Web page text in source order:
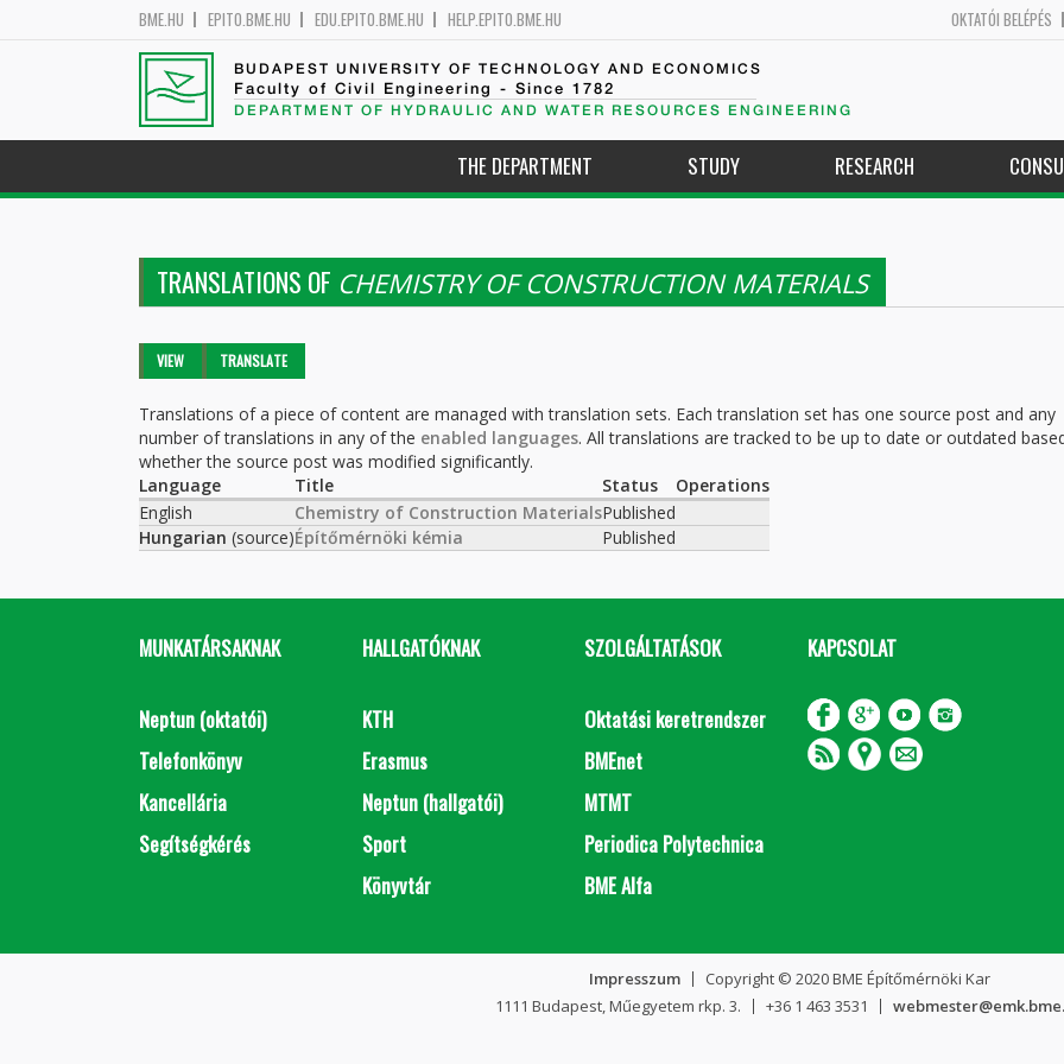
BME.HU EPITO.BME.HU EDU.EPITO.BME.HU HELP.EPITO.BME.HU OKTATÓI BELÉPÉS
BUDAPEST UNIVERSITY OF TECHNOLOGY AND ECONOMICS
Faculty of Civil Engineering - Since 1782
DEPARTMENT OF HYDRAULIC AND WATER RESOURCES ENGINEERING
THE DEPARTMENT STUDY RESEARCH
TRANSLATIONS OF CHEMISTRY OF CONSTRUCTION MATERIALS
Primary tabs
VIEW TRANSLATE
Translations of a piece of content are managed with translation sets. Each translation set has one source post and any
number of translations in any of the enabled languages. All translations are tracked to be up to date or outdated
whether the source post was modified significantly.
Language
Title Status
Operations
English
Chemistry of Construction MaterialsPublished
Hungarian (source)Építőmérnöki kémia Published
MUNKATÁRSAKNAK
Neptun (oktatói)
Telefonkönyv
Kancellária
Segítségkérés
HALLGATÓKNAK
KTH
Erasmus
Neptun (hallgatói)
Sport
Könyvtár
SZOLGÁLTATÁSOK
Oktatási keretrendszer
BMEnet
MTMT
Periodica Polytechnica
BME Alfa
KAPCSOLAT
Impresszum
Copyright © 2020 BME Építőmérnöki Kar
1111 Budapest, Műegyetem rkp. 3.
+36 1 463 3531